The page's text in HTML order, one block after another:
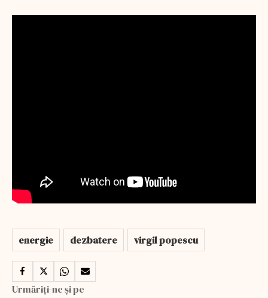
energie dezbatere virgil popescu
Urmăriți-ne și pe